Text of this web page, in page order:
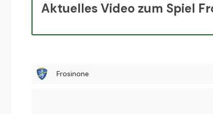
Aktuelles Video zum Spiel
Frosinone